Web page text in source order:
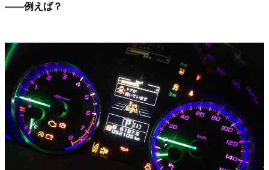
――例えば？